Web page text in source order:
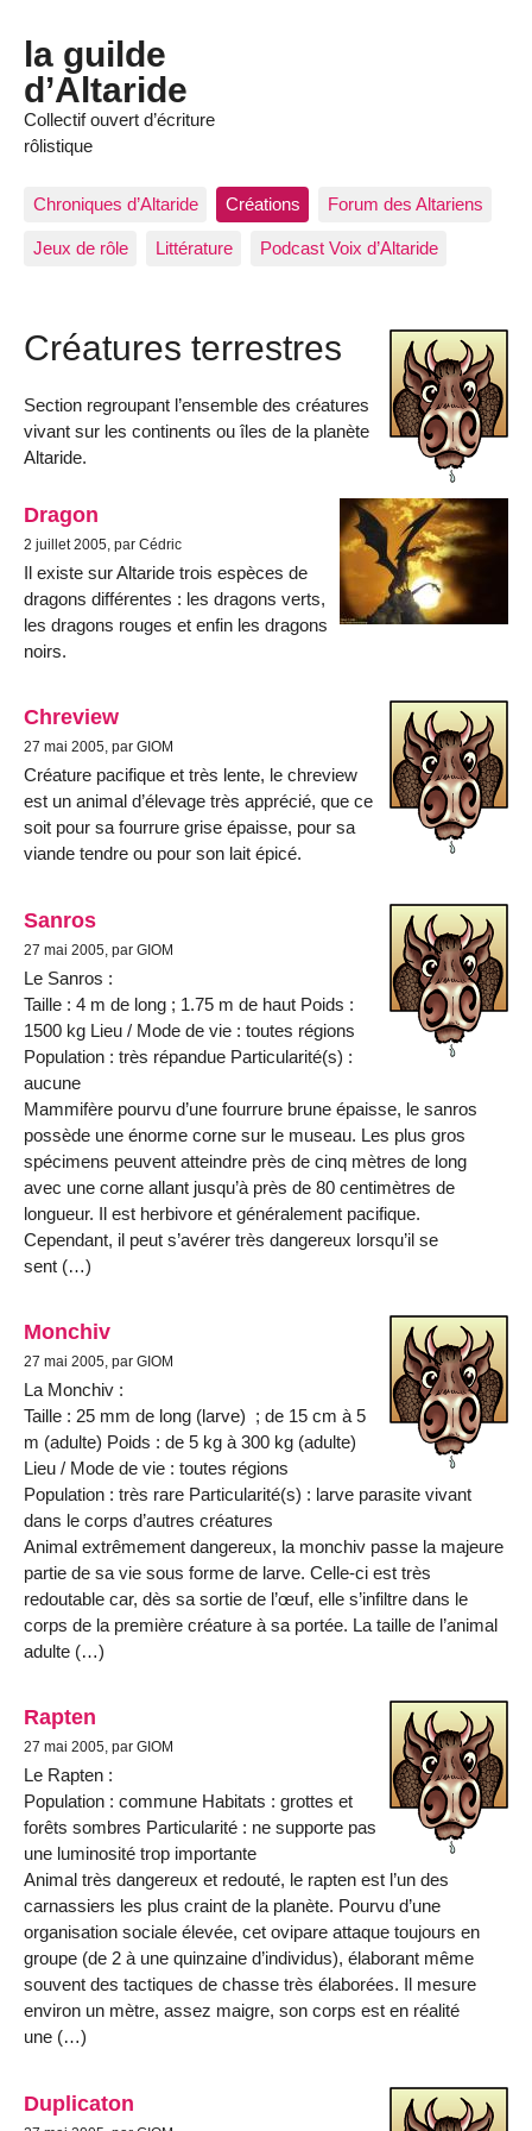
la guilde
d’Altaride
Collectif ouvert d’écriture
rôlistique
Chroniques d’Altaride Créations Forum des Altariens
Jeux de rôle Littérature Podcast Voix d’Altaride
Créatures terrestres
Section regroupant l’ensemble des créatures
vivant sur les continents ou îles de la planète
Altaride.
Dragon
2 juillet 2005, par Cédric
Il existe sur Altaride trois espèces de
dragons différentes : les dragons verts,
les dragons rouges et enfin les dragons
noirs.
Chreview
27 mai 2005, par GIOM
Créature pacifique et très lente, le chreview
est un animal d’élevage très apprécié, que ce
soit pour sa fourrure grise épaisse, pour sa
viande tendre ou pour son lait épicé.
Sanros
27 mai 2005, par GIOM
Le Sanros :
Taille : 4 m de long ; 1.75 m de haut Poids :
1500 kg Lieu / Mode de vie : toutes régions
Population : très répandue Particularité(s) :
aucune
Mammifère pourvu d’une fourrure brune épaisse, le sanros
possède une énorme corne sur le museau. Les plus gros
spécimens peuvent atteindre près de cinq mètres de long
avec une corne allant jusqu’à près de 80 centimètres de
longueur. Il est herbivore et généralement pacifique.
Cependant, il peut s’avérer très dangereux lorsqu’il se
sent (…)
Monchiv
27 mai 2005, par GIOM
La Monchiv :
Taille : 25 mm de long (larve) ; de 15 cm à 5
m (adulte) Poids : de 5 kg à 300 kg (adulte)
Lieu / Mode de vie : toutes régions
Population : très rare Particularité(s) : larve parasite vivant
dans le corps d’autres créatures
Animal extrêmement dangereux, la monchiv passe la majeure
partie de sa vie sous forme de larve. Celle-ci est très
redoutable car, dès sa sortie de l’œuf, elle s’infiltre dans le
corps de la première créature à sa portée. La taille de l’animal
adulte (…)
Rapten
27 mai 2005, par GIOM
Le Rapten :
Population : commune Habitats : grottes et
forêts sombres Particularité : ne supporte pas
une luminosité trop importante
Animal très dangereux et redouté, le rapten est l’un des
carnassiers les plus craint de la planète. Pourvu d’une
organisation sociale élevée, cet ovipare attaque toujours en
groupe (de 2 à une quinzaine d’individus), élaborant même
souvent des tactiques de chasse très élaborées. Il mesure
environ un mètre, assez maigre, son corps est en réalité
une (…)
Duplicaton